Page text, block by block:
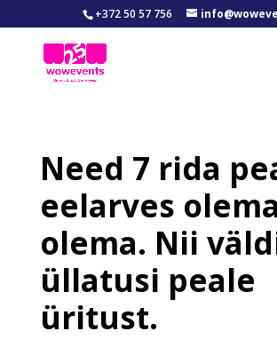
+372 50 57 756
Need 7 rida
eelarves
olema. Nii
üllatusi peale
üritust.